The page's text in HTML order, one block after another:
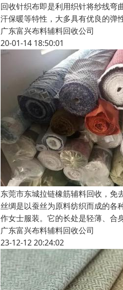
回收针织布即是利用织针将纱线弯
汗保暖等特性，大多具有优良的弹
广东富兴布料辅料回收公司
20-01-14 18:50:01
东莞市东城拉链橡筋辅料回收，免
丝绸是以蚕丝为原料纺织而成的各
作女士服装。它的长处是轻薄、合
广东富兴布料辅料回收公司
23-12-12 20:24:02